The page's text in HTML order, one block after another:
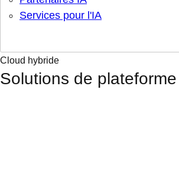
Services pour l'IA
Cloud hybride
Solutions de plateforme